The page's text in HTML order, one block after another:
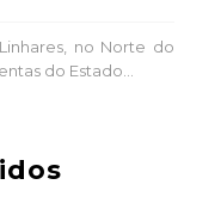
no Norte do
do Estado...